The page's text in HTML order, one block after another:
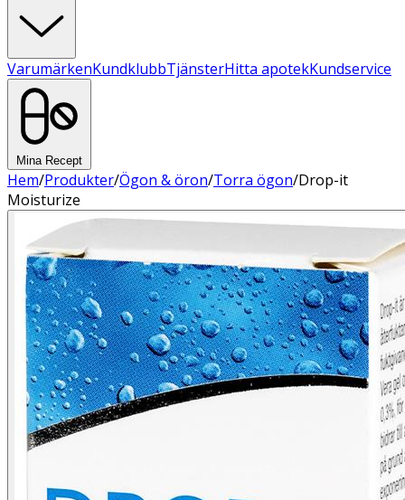
VarumärkenKundklubbTjänsterHitta apotekKundservice
Mina Recept
Hem/Produkter/Ögon & öron/Torra ögon/Drop-it
Moisturize